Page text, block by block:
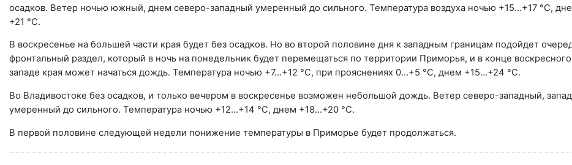
осадков. Ветер ночью южный, днем северо-западный умеренный до сильного. Температура воздуха ночью +15…+17 °С,
+21 °С.
В воскресенье на большей части края будет без осадков. Но во второй половине дня к западным границам подойдет
фронтальный раздел, который в ночь на понедельник будет перемещаться по территории Приморья, и в конце
западе края может начаться дождь. Температура ночью +7…+12 °С, при прояснениях 0…+5 °С, днем +15…+24 °С.
Во Владивостоке без осадков, и только вечером в воскресенье возможен небольшой дождь. Ветер северо-западный,
умеренный до сильного. Температура ночью +12…+14 °С, днем +18…+20 °С.
В первой половине следующей недели понижение температуры в Приморье будет продолжаться.